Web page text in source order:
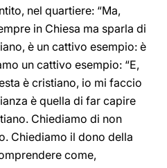
nel quartiere: “Ma,
in Chiesa ma sparla di
è un cattivo esempio: è
un cattivo esempio: “E,
è cristiano, io mi faccio
è quella di far capire
Chiediamo di non
Chiediamo il dono della
come,